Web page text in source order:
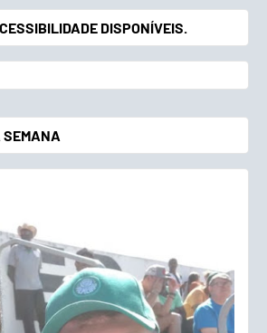
DISPONÍVEIS.
SEMANA